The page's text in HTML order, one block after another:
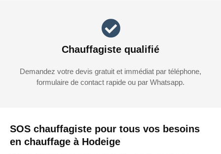
SOS chauffagiste pour tous vos besoins
en chauffage à Hodeige
Chauffagiste qualifié
Demandez votre devis gratuit et immédiat par téléphone,
formulaire de contact rapide ou par Whatsapp.